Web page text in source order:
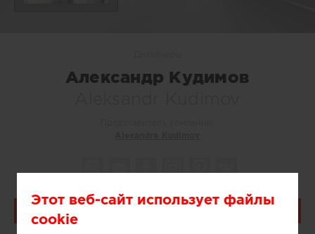
Александр Кудимов
Этот веб-сайт использует файлы
cookie